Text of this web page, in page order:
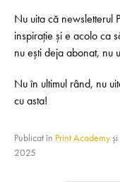
Nu uita că newsletterul
inspirație și e acolo ca
nu ești deja abonat, nu
Nu în ultimul rând, nu
cu asta!
Publicat în Print Academyși
2025